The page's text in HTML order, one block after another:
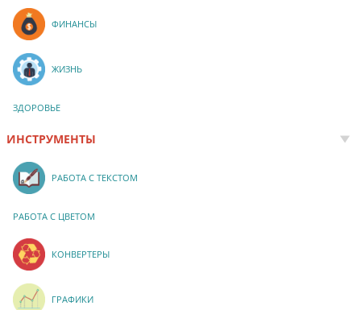
ФИНАНСЫ
ЖИЗНЬ
ЗДОРОВЬЕ
ИНСТРУМЕНТЫ
РАБОТА С ТЕКСТОМ
РАБОТА С ЦВЕТОМ
КОНВЕРТЕРЫ
ГРАФИКИ